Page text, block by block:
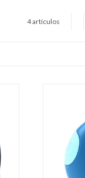
4 artículos